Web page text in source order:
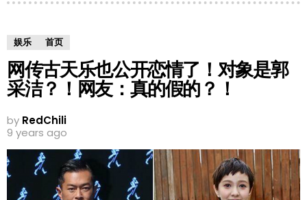
娱乐 首页
网传古天乐也公开恋情了！对象是郭
采洁？！网友：真的假的？！
by RedChili
9 years ago